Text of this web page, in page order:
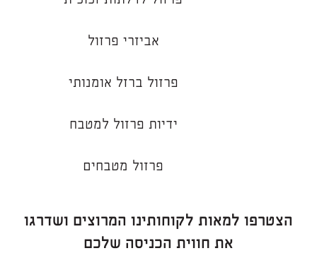
אביזרי פרזול
פרזול ברזל אומנותי
ידיות פרזול למטבח
פרזול מטבחים
הצטרפו למאות לקוחותינו המרוצים ושדרגו
את חווית הכניסה שלכם